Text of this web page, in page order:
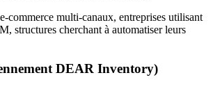
commerce multi-canaux, entreprises utilisant
structures cherchant à automatiser leurs
DEAR Inventory)